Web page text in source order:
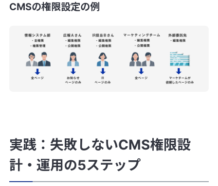
CMSの権限設定の例
実践：失敗しないCMS権限設
計・運用の5ステップ